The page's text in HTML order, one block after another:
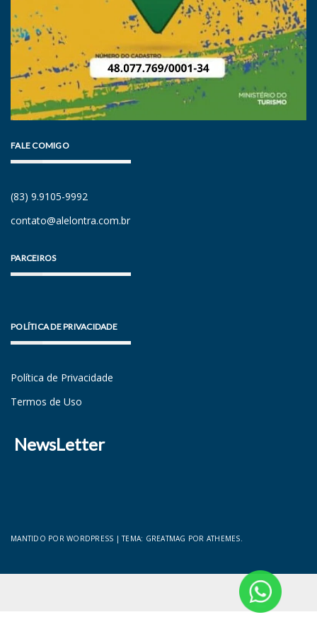
FALE COMIGO
(83) 9.9105-9992
contato@alelontra.com.br
PARCEIROS
POLÍTICA DE PRIVACIDADE
Política de Privacidade
Termos de Uso
NewsLetter
MANTIDO POR WORDPRESS |TEMA: GREATMAG POR ATHEMES.